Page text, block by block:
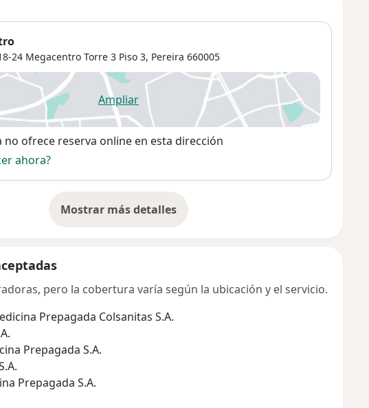
24 Megacentro Torre 3 Piso 3, Pereira 660005
Ampliarse abre en una nueva pestaña
no ofrece reserva online en esta dirección
ahora?
Mostrar más detalles
sobre la dirección
pero la cobertura varía según la ubicación y el servicio.
Prepagada Colsanitas S.A.
Prepagada S.A.
Prepagada S.A.